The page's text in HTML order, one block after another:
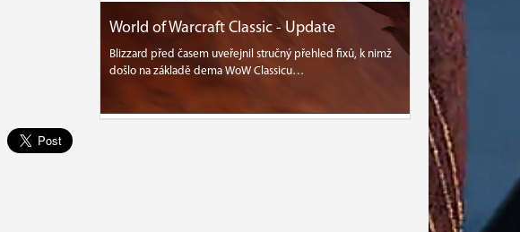
World of Warcraft Classic - Update
Blizzard před časem uveřejnil stručný přehled fixů, k nimž
došlo na základě dema WoW Classicu…